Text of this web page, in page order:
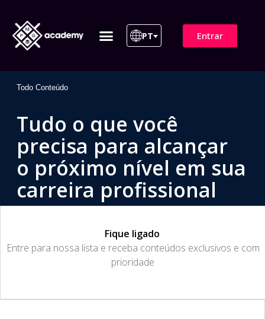
PT Entrar
Todo Conteúdo
Tudo o que você
precisa para alcançar
o próximo nível em sua
carreira profissional
Fique ligado
​Entre para nossa lista e receba conteúdos exclusivos e com
prioridade